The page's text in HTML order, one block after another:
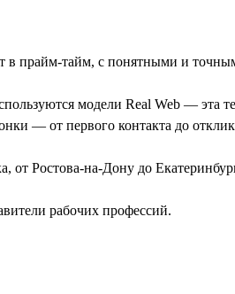
в прайм-тайм, с понятными и
модели Real Web — эта
— от первого контакта до
от Ростова-на-Дону до
рабочих профессий.